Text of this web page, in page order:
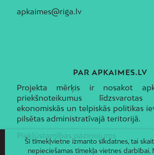
apkaimes@riga.lv
PAR APKAIMES.LV
Projekta mērķis ir nosakot
priekšnoteikumus
ekonomiskās un telpiskās politikas
pilsētas administratīvajā teritorijā.
Piekļūstamības paziņojums
Šī tīmekļvietne izmanto sīkdatnes, tai
nepieciešamas tīmekļa vietnes darbībai.